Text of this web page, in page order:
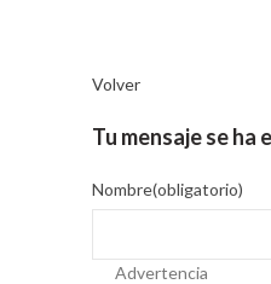
Volver
Tu mensaje se ha
Nombre(obligatorio)
Advertencia